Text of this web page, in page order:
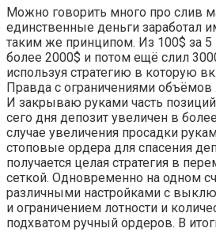
Можно говорить много про слив
единственные деньги заработал
таким же принципом. Из 100$ за
более 2000$ и потом ещё слил
используя стратегию в которую
Правда с ограничениями объёмов
И закрываю руками часть
сего дня депозит увеличен в
случае увеличения просадки
стоповые ордера для спасения
получается целая стратегия в
сеткой. Одновременно на одном
различными настройками с
и ограничением лотности и
подхватом ручный ордеров. В